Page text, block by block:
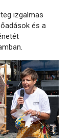
izgalmas
és a